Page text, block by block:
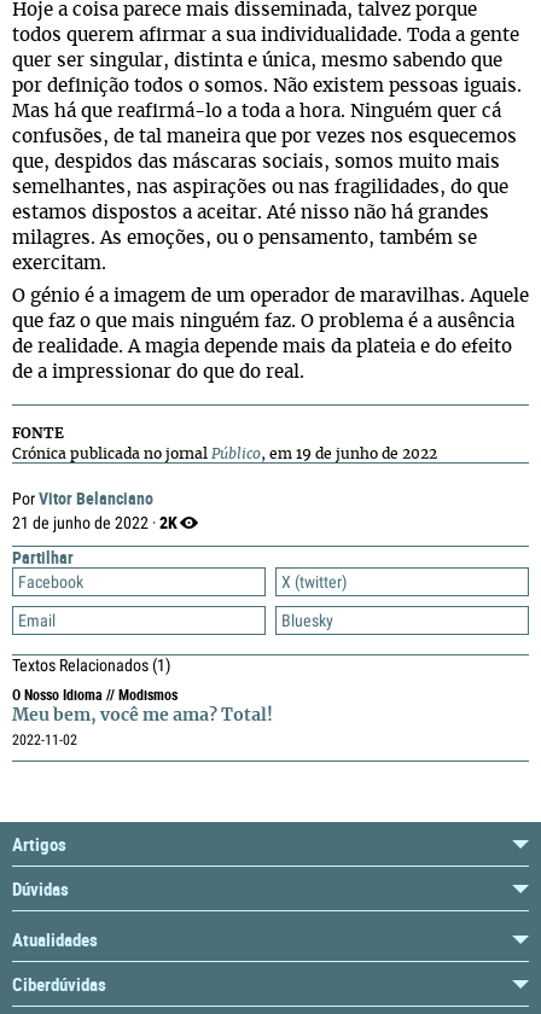
PorVitor Belanciano
21 de junho de 2022 ·2K
Partilhar
Facebook
X (twitter)
Email
Bluesky
Textos Relacionados(1)
O Nosso Idioma // Modismos
Meu bem, você me ama? Total!
2022-11-02
Hoje a coisa parece mais disseminada, talvez porque
todos querem afirmar a sua individualidade. Toda a gente
quer ser singular, distinta e única, mesmo sabendo que
por definição todos o somos. Não existem pessoas iguais.
Mas há que reafirmá-lo a toda a hora. Ninguém quer cá
confusões, de tal maneira que por vezes nos esquecemos
que, despidos das máscaras sociais, somos muito mais
semelhantes, nas aspirações ou nas fragilidades, do que
estamos dispostos a aceitar. Até nisso não há grandes
milagres. As emoções, ou o pensamento, também se
exercitam.
O génio é a imagem de um operador de maravilhas. Aquele
que faz o que mais ninguém faz. O problema é a ausência
de realidade. A magia depende mais da plateia e do efeito
de a impressionar do que do real.
FONTE
Crónica publicada no jornal Público, em 19 de junho de 2022
Artigos
Dúvidas
Atualidades
Ciberdúvidas